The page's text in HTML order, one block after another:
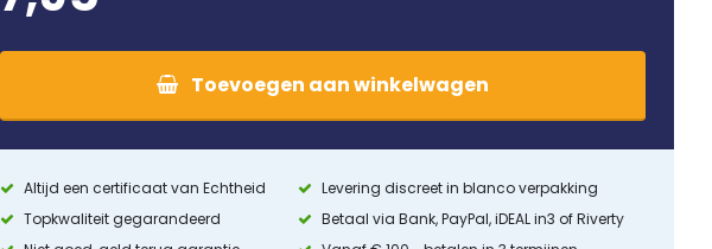
Toevoegen aanwinkelwagen
Altijd een certificaat van Echtheid
Topkwaliteit gegarandeerd
Levering discreet in blanco verpakking
Betaal via Bank, PayPal, iDEAL in3 of Riverty